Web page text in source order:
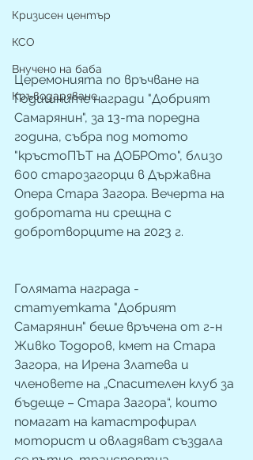
Кризисен център
КСО
Внучено на баба
Кръводаряване
Церемонията по връчване на
Годишните награди "Добрият
Самарянин", за 13-та поредна
година, събра под мотото
"кръстоПЪТ на ДОБРОто", близо
600 старозагорци в Държавна
Опера Стара Загора. Вечерта на
добротата ни срещна с
добротворците на 2023 г.
Голямата награда -
статуетката "Добрият
Самарянин" беше връчена от г-н
Живко Тодоров, кмет на Стара
Загора, на Ирена Златева и
членовете на „Спасителен клуб за
бъдеще – Стара Загора“, които
помагат на катастрофирал
моторист и овладяват създала